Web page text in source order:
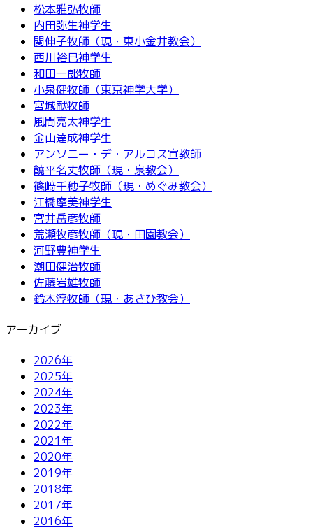
松本雅弘牧師
内田弥生神学生
関伸子牧師（現・東小金井教会）
西川裕巳神学生
和田一郎牧師
小泉健牧師（東京神学大学）
宮城献牧師
風間亮太神学生
金山達成神学生
アンソニー・デ・アルコス宣教師
饒平名丈牧師（現・泉教会）
篠﨑千穂子牧師（現・めぐみ教会）
江橋摩美神学生
宮井岳彦牧師
荒瀬牧彦牧師（現・田園教会）
河野豊神学生
潮田健治牧師
佐藤岩雄牧師
鈴木淳牧師（現・あさひ教会）
アーカイブ
2026年
2025年
2024年
2023年
2022年
2021年
2020年
2019年
2018年
2017年
2016年